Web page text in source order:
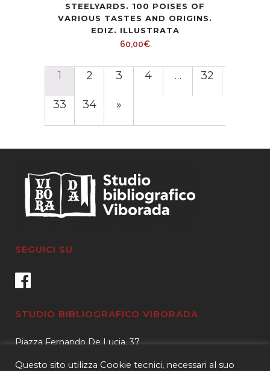
STEELYARDS. 100 POISES OF
VARIOUS TASTES AND ORIGINS.
EDIZ. ILLUSTRATA
60,00€
1 2 3 4 … 32
33 34 »
SEGUICI SU
STUDIO BIBLIOGRAFICO VIBORADA
Piazza Fernando De Lucia, 37
Questo sito utilizza Cookie tecnici, necessari al suo